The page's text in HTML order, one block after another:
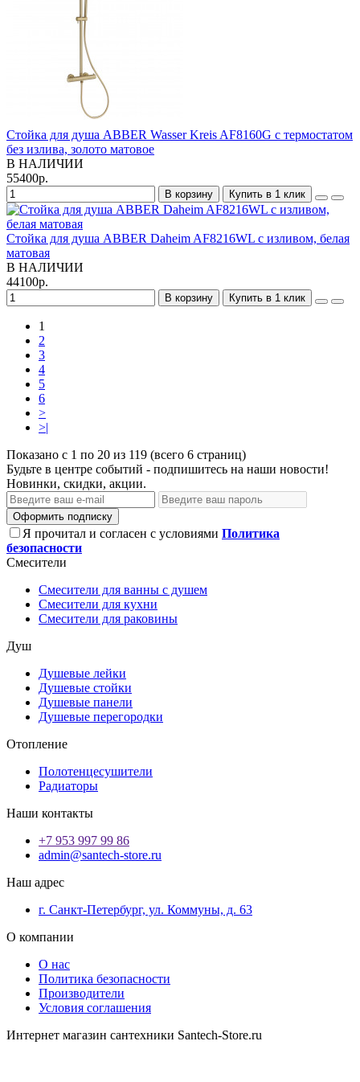
Стойка для душа ABBER Wasser Kreis AF8160G с термостатом
без излива, золото матовое
В НАЛИЧИИ
55400р.
В корзину Купить в 1 клик
Стойка для душа ABBER Daheim AF8216WL с изливом, белая
матовая
В НАЛИЧИИ
44100р.
В корзину Купить в 1 клик
1
2
3
4
5
6
>
>|
Показано с 1 по 20 из 119 (всего 6 страниц)
Будьте в центре событий - подпишитесь на наши новости!
Новинки, скидки, акции.
Оформить подписку
Я прочитал и согласен с условиями Политика
безопасности
Смесители
Смесители для ванны с душем
Смесители для кухни
Смесители для раковины
Душ
Душевые лейки
Душевые стойки
Душевые панели
Душевые перегородки
Отопление
Полотенцесушители
Радиаторы
Наши контакты
+7 953 997 99 86
admin@santech-store.ru
Наш адрес
г. Санкт-Петербург, ул. Коммуны, д. 63
О компании
О нас
Политика безопасности
Производители
Условия соглашения
Интернет магазин сантехники Santech-Store.ru